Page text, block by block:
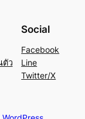
ตัว
Social
Facebook
Line
Twitter/X